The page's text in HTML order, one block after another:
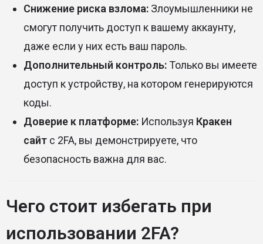
Снижение риска взлома: Злоумышленники не
смогут получить доступ к вашему аккаунту,
даже если у них есть ваш пароль.
Дополнительный контроль: Только вы имеете
доступ к устройству, на котором генерируются
коды.
Доверие к платформе: Используя Кракен
сайт с 2FA, вы демонстрируете, что
безопасность важна для вас.
Чего стоит избегать при
использовании 2FA?